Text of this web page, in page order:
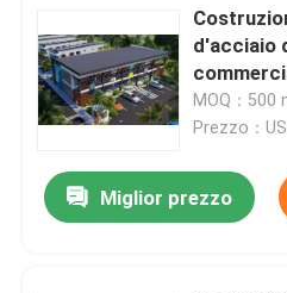
Video
Circa noi
d'acciaio
acciaio di
piani
MOQ：500
Prezzo：
Miglior prezzo